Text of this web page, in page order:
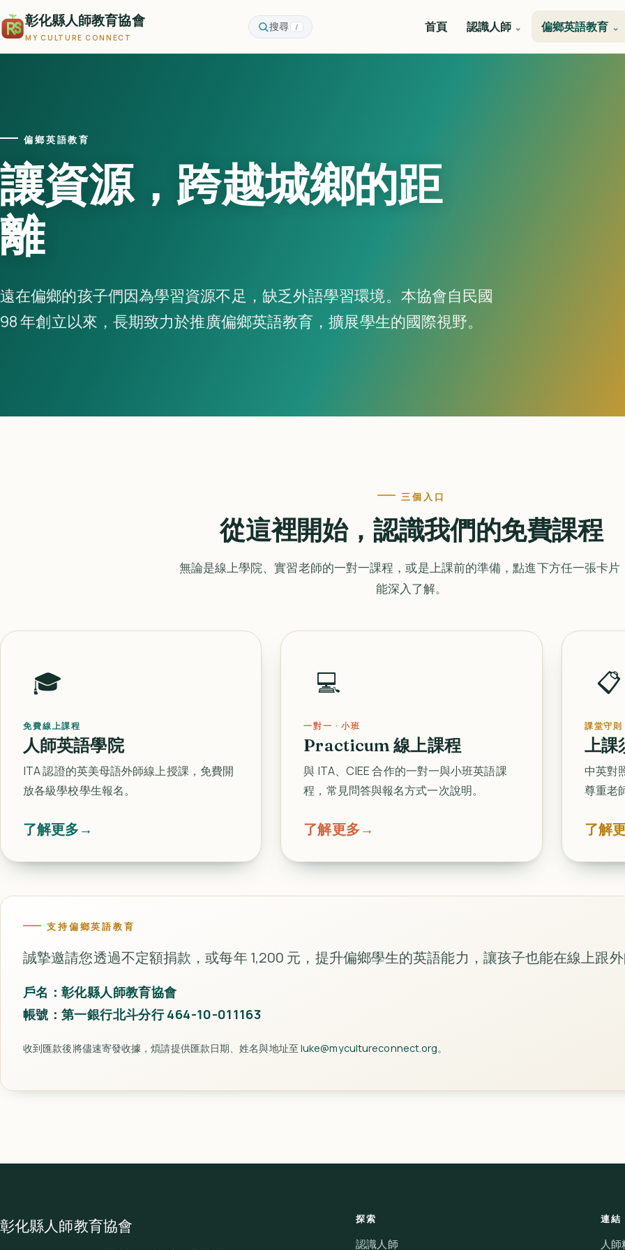
彰化縣人師教育協會
MY CULTURE CONNECT
搜尋 / 首頁 認識人師 偏鄉英語教育
偏鄉英語教育
讓資源，跨越城鄉的距
離
遠在偏鄉的孩子們因為學習資源不足，缺乏外語學習環境。本協會自民國
98 年創立以來，長期致力於推廣偏鄉英語教育，擴展學生的國際視野。
三個入口
從這裡開始，認識我們的免費課程
無論是線上學院、實習老師的一對一課程，或是上課前的準備，點進下方任一張卡片
能深入了解。
🎓
免費線上課程
人師英語學院
ITA 認證的英美母語外師線上授課，免費開
放各級學校學生報名。
了解更多→
💻
一對一 · 小班
Practicum 線上課程
與 ITA、CIEE 合作的一對一與小班英語課
程，常見問答與報名方式一次說明。
了解更多→
📋
課堂守則
上課
中英對
尊重老
了解
支持偏鄉英語教育
誠摯邀請您透過不定額捐款，或每年 1,200 元，提升偏鄉學生的英語能力，讓孩子也能在線上跟
戶名：彰化縣人師教育協會
帳號：第一銀行北斗分行 464-10-011163
收到匯款後將儘速寄發收據，煩請提供匯款日期、姓名與地址至 luke@mycultureconnect.org。
彰化縣人師教育協會 探索
認識人師
連結
人